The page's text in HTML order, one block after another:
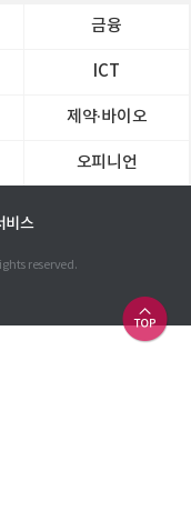
금융
ICT
제약∙바이오
오피니언
비스
reserved.